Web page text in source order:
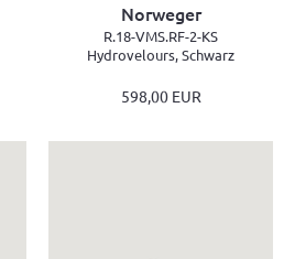
Norweger
R.18-VMS.RF-2-KS
Hydrovelours, Schwarz
598,00 EUR